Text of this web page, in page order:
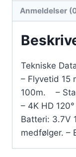
Anmeldelser
Tekniske
– Flyvetid 15
100m. –
– 4K HD
Batteri: 3.7V
medfølger. –